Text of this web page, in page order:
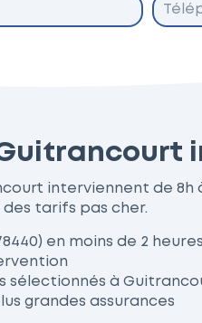
interviennent de
tarifs pas cher.
en moins de 2 heures
sélectionnés à
grandes assurances